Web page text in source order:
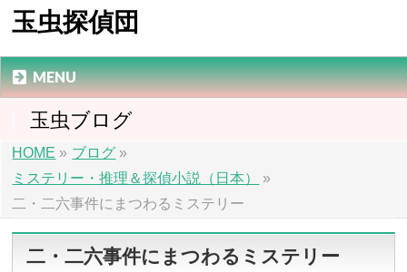
玉虫探偵団
MENU
玉虫ブログ
HOME » ブログ »
ミステリー・推理＆探偵小説（日本）
»
二・二六事件にまつわるミステリー
二・二六事件にまつわるミステリー